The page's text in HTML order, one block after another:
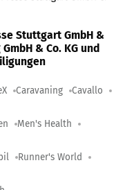
Stuttgart GmbH &
& Co. KG und
Caravaning Cavallo
Men's Health
Runner's World